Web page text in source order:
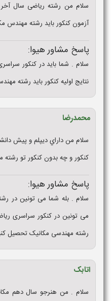
سلام من رشته ریاضی سال
آزمون کنکور باید رشته مهندس
پاسخ مشاور هیوا:
سلام . شما باید در کنکور
نتایج اولیه کنکور باید رشته
محمدرضا
سلام من داراي ديپلم و پيش
كنكور و چه بدون كنكور تو
پاسخ مشاور هیوا:
سلام . بله شما می تونین در
می تونین در کنکور سراسری
رشته مهندسی مکانیک تحصیل
اتابک
سلام . من هنرجو سال دهم